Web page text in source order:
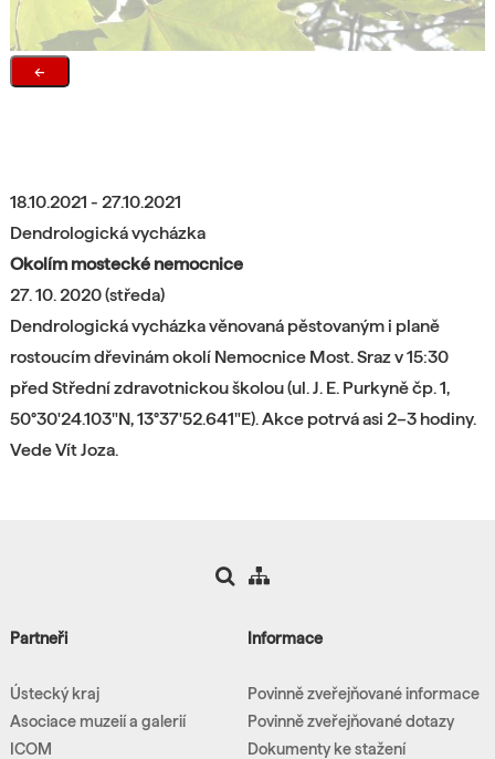
←
18.10.2021 - 27.10.2021
Dendrologická vycházka
Okolím mostecké nemocnice
27. 10. 2020 (středa)
Dendrologická vycházka věnovaná pěstovaným i planě
rostoucím dřevinám okolí Nemocnice Most. Sraz v 15:30
před Střední zdravotnickou školou (ul. J. E. Purkyně čp. 1,
50°30'24.103"N, 13°37'52.641"E). Akce potrvá asi 2–3 hodiny.
Vede Vít Joza.
Partneři
Ústecký kraj
Asociace muzeií a galerií
ICOM
Informace
Povinně zveřejňované informace
Povinně zveřejňované dotazy
Dokumenty ke stažení